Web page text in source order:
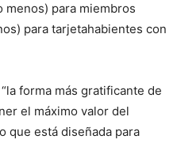
menos) para miembros
para tarjetahabientes con
forma más gratificante de
el máximo valor del
que está diseñada para